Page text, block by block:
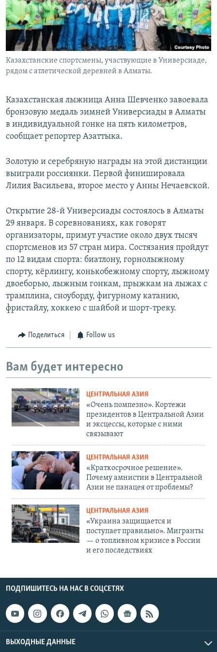
Казахстанские спортсмены, участвующие в Универсиаде,
рядом с атлетической деревней в Алматы.
Казахстанская лыжница Анна Шевченко завоевала
бронзовую медаль зимней Универсиады в Алматы
в индивидуальной гонке на пять километров,
сообщает репортер Азаттыка.
Золотую и серебряную награды на этой дистанции
выиграли россиянки. Первой финишировала
Лилия Васильева, второе место у Анны Нечаевской.
Открытие 28-й Универсиады состоялось в Алматы
29 января. В соревнованиях, как говорят
организаторы, примут участие около двух тысяч
спортсменов из 57 стран мира. Состязания пройдут
по 12 видам спорта: биатлону, горнолыжному
спорту, кёрлингу, конькобежному спорту, лыжному
двоеборью, лыжным гонкам, прыжкам на лыжах с
трамплина, сноуборду, фигурному катанию,
фристайлу, хоккею с шайбой и шорт-треку.
Поделиться Follow us
Вам будет интересно
ЦЕНТРАЛЬНАЯ АЗИЯ
«Очень помпезно». Кортежи
президентов в Центральной Азии
и эксцессы, которые с ними
связывают
ЦЕНТРАЛЬНАЯ АЗИЯ
«Краткосрочное решение».
Почему амнистии в Центральной
Азии не панацея от проблемы?
ЦЕНТРАЛЬНАЯ АЗИЯ
«Украина защищается и
поступает правильно». Мигранты
— о топливном кризисе в России
и его последствиях
ПОДПИШИТЕСЬ НА НАС В СОЦСЕТЯХ
ВЫХОДНЫЕ ДАННЫЕ